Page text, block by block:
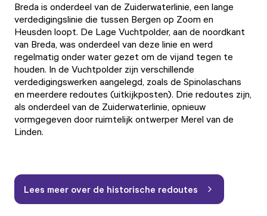
Breda is onderdeel van de Zuiderwaterlinie, een lange
verdedigingslinie die tussen Bergen op Zoom en
Heusden loopt. De Lage Vuchtpolder, aan de noordkant
van Breda, was onderdeel van deze linie en werd
regelmatig onder water gezet om de vijand tegen te
houden. In de Vuchtpolder zijn verschillende
verdedigingswerken aangelegd, zoals de Spinolaschans
en meerdere redoutes (uitkijkposten). Drie redoutes zijn,
als onderdeel van de Zuiderwaterlinie, opnieuw
vormgegeven door ruimtelijk ontwerper Merel van de
Linden.
Lees meer over de historische redoutes